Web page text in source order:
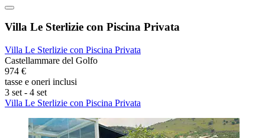
Villa Le Sterlizie con Piscina Privata
Villa Le Sterlizie con Piscina Privata
Castellammare del Golfo
974 €
tasse e oneri inclusi
3 set - 4 set
Villa Le Sterlizie con Piscina Privata